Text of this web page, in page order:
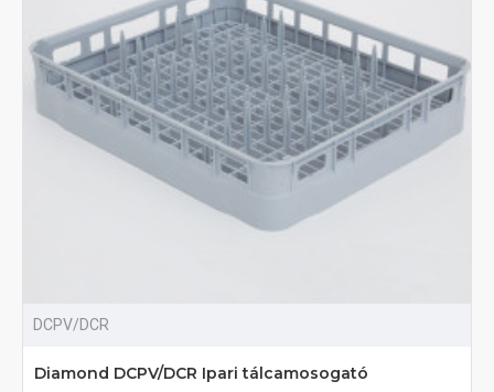
DCPV/DCR
Diamond DCPV/DCR Ipari tálcamosogató